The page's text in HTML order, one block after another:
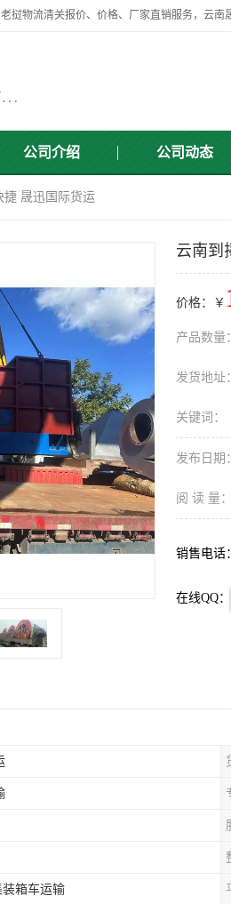
YUNNAN SINCERITY INTERNATIONAL FREIGHT FOR WARDING CO.,LTD
公司介绍 公司动态
捷 晟迅国际货运
云南到
价格：￥
产品数量：
发货地址：
关键词：
发布日期：
阅 读 量：
销售电话：
在线QQ：
装箱车运输